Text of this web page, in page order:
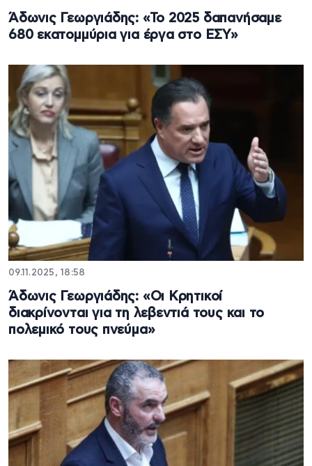
Άδωνις Γεωργιάδης: «Το 2025 δαπανήσαμε
680 εκατομμύρια για έργα στο ΕΣΥ»
09.11.2025, 18:58
Άδωνις Γεωργιάδης: «Οι Κρητικοί
διακρίνονται για τη λεβεντιά τους και το
πολεμικό τους πνεύμα»